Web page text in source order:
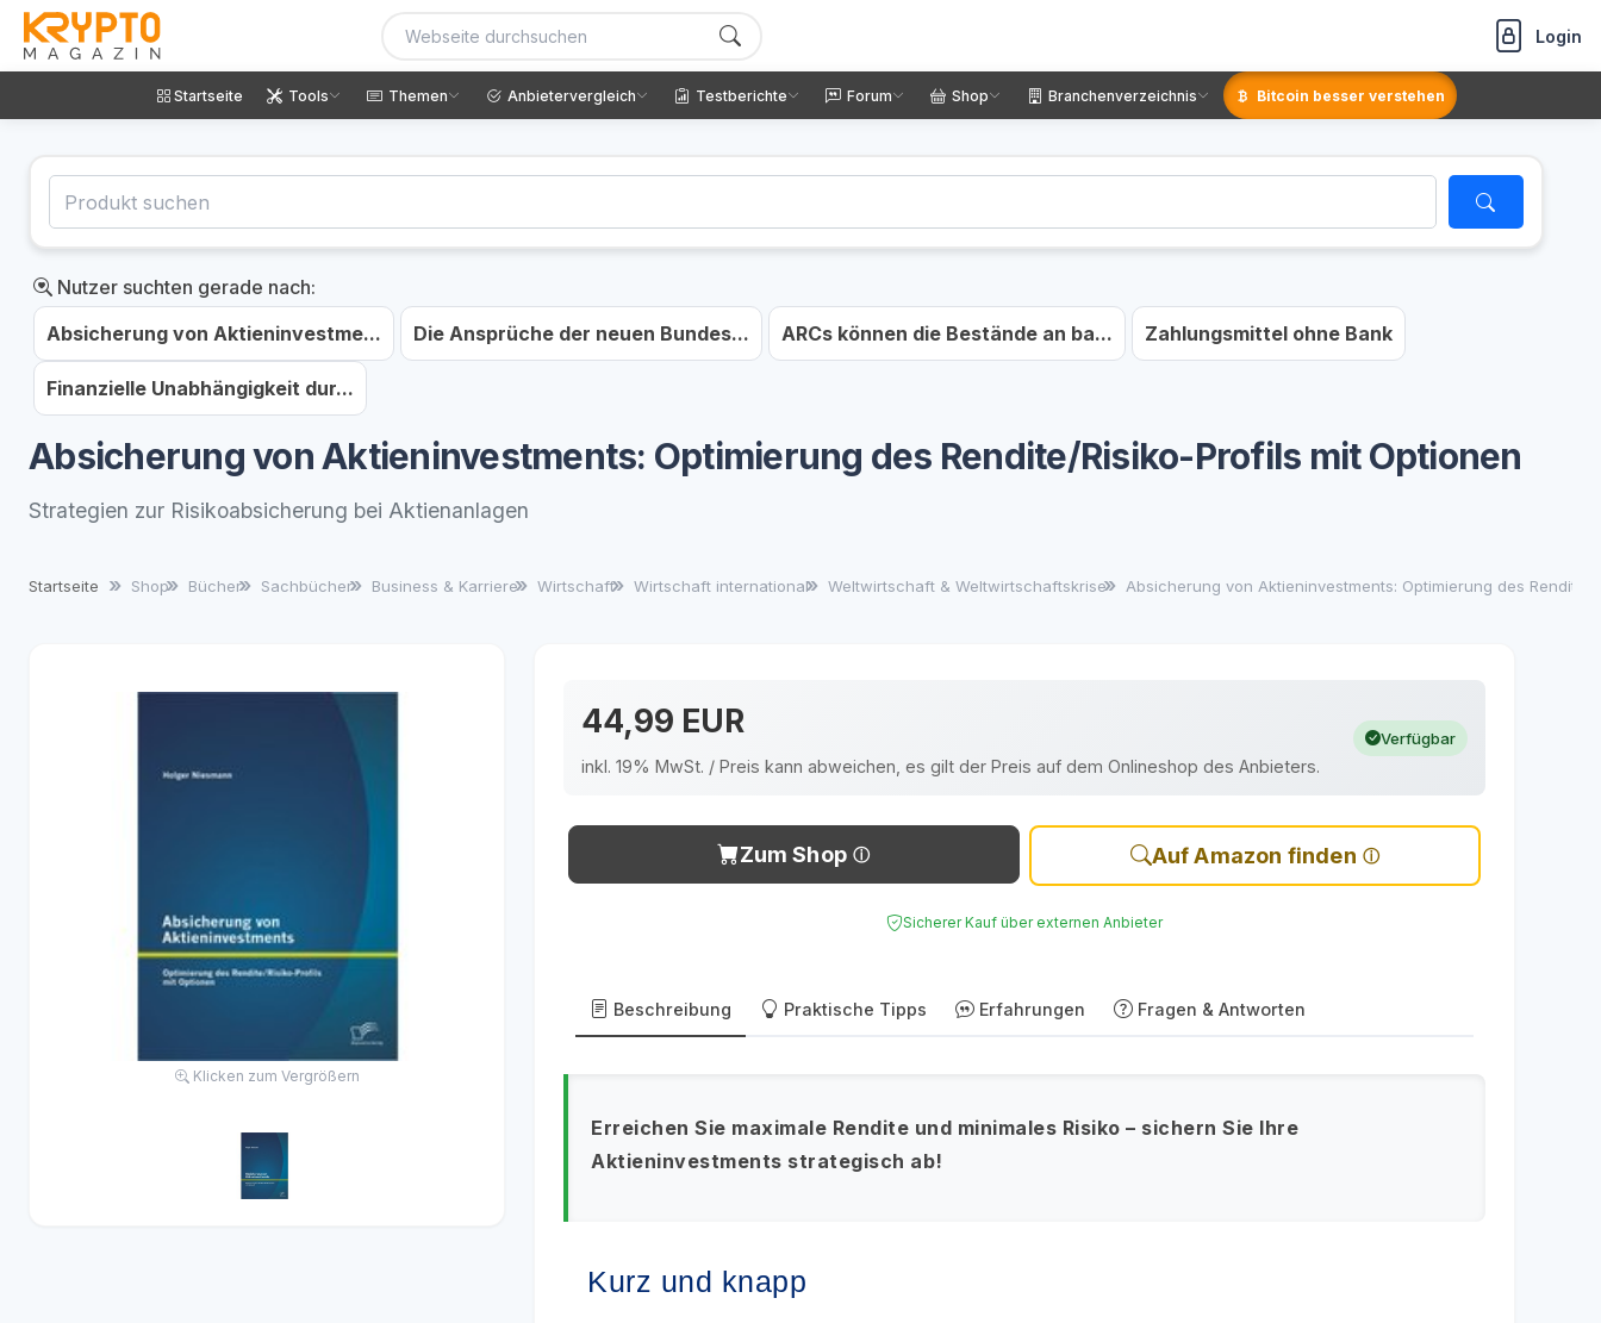
Login
Startseite Tools Themen Anbietervergleich Testberichte Forum Shop Branchenverzeichnis Bitcoin besser verstehen
Nutzer suchten gerade nach:
Absicherung von Aktieninvestme...
Die Ansprüche der neuen Bundes... ARCs können die Bestände an ba... Zahlungsmittel ohne Bank
Finanzielle Unabhängigkeit dur...
Absicherung von Aktieninvestments: Optimierung des Rendite/Risiko-Profils mit Optionen
Strategien zur Risikoabsicherung bei Aktienanlagen
Startseite Shop Bücher Sachbücher Business & Karriere Wirtschaft Wirtschaft international Weltwirtschaft & Weltwirtschaftskrise Absicherung von Aktieninvestments: Optimierung des
Klicken zum Vergrößern
44,99 EUR
inkl. 19% MwSt. / Preis kann abweichen, es gilt der Preis auf dem Onlineshop des Anbieters.
Verfügbar
Zum Shop Auf Amazon finden
Sicherer Kauf über externen Anbieter
Beschreibung Praktische Tipps Erfahrungen Fragen & Antworten
Erreichen Sie maximale Rendite und minimales Risiko – sichern Sie Ihre
Aktieninvestments strategisch ab!
Kurz und knapp